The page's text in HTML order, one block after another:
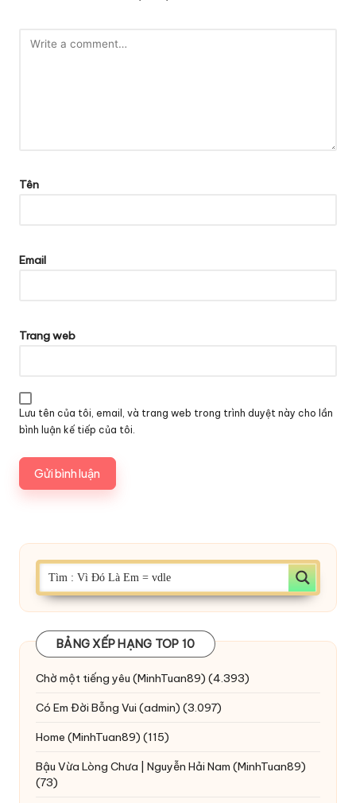
Tên
Email
Trang web
Lưu tên của tôi, email, và trang web trong trình duyệt này cho lần
bình luận kế tiếp của tôi.
BẢNG XẾP HẠNG TOP 10
Chờ một tiếng yêu (MinhTuan89) (4.393)
Có Em Đời Bỗng Vui (admin) (3.097)
Home (MinhTuan89) (115)
Bậu Vừa Lòng Chưa | Nguyễn Hải Nam (MinhTuan89)
(73)